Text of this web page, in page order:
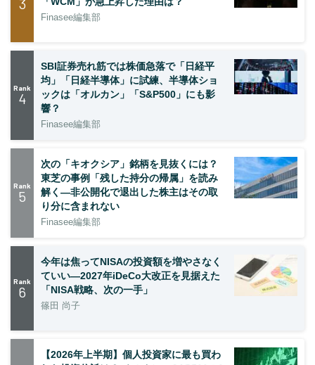
3
Finasee編集部
Rank
4
SBI証券売れ筋では株価急落で「日経平
均」「日経半導体」に試練、半導体ショ
ックは「オルカン」「S&P500」にも影
響？
Finasee編集部
Rank
5
次の「キオクシア」銘柄を見抜くには？
東芝の事例「残した持分の帰属」を読み
解く—非公開化で退出した株主はその取
り分に含まれない
Finasee編集部
Rank
6
今年は焦ってNISAの投資額を増やさなく
ていい―2027年iDeCo大改正を見据えた
「NISA戦略、次の一手」
篠田 尚子
【2026年上半期】個人投資家に最も買わ